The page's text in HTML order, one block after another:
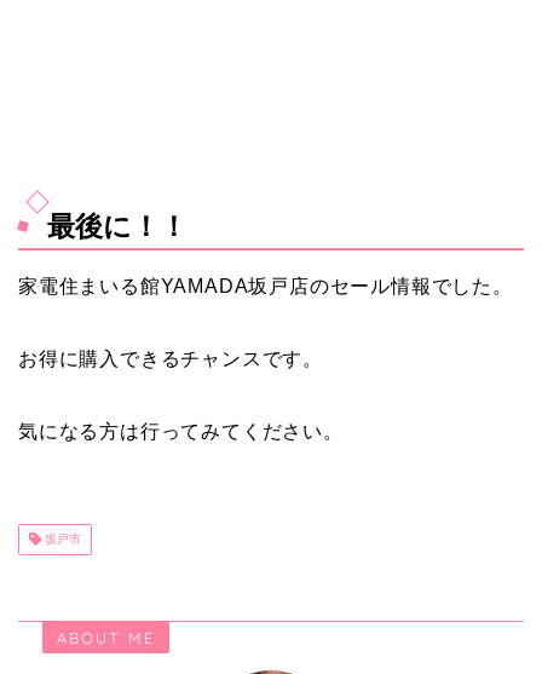
最後に！！
家電住まいる館YAMADA坂戸店のセール情報でした。
お得に購入できるチャンスです。
気になる方は行ってみてください。
坂戸市
ABOUT ME